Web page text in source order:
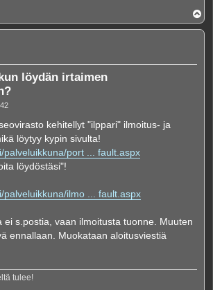
l
ö
löydän irtaimen
kehitellyt "ilppari" ilmoitus- ja
löytyy kypin sivulta!
palveluikkuna/port ... fault.aspx
löydöstäsi"!
palveluikkuna/ilmo ... fault.aspx
ei s.postia, vaan ilmoitusta tuonne. Muuten
ennallaan. Muokataan aloitusviestiä
tulee!